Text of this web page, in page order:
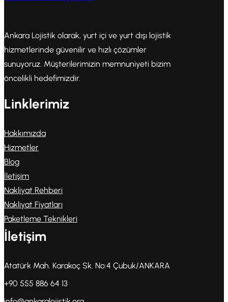
Ankara Lojistik olarak, yurt içi ve yurt dışı lojistik
hizmetlerinde güvenilir ve hızlı çözümler
sunuyoruz. Müşterilerimizin memnuniyeti bizim
öncelikli hedefimizdir.
Linklerimiz
Hakkımızda
Hizmetler
Blog
İletişim
Nakliyat Rehberi
Nakliyat Fiyatları
Paketleme Teknikleri
İletişim
Atatürk Mah. Karakoç Sk. No:4 Çubuk/ANKARA
+90 555 886 64 13